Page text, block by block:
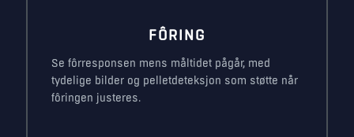
FÔRING
Se fôrresponsen mens måltidet pågår, med
tydelige bilder og pelletdeteksjon som støtte når
fôringen justeres.